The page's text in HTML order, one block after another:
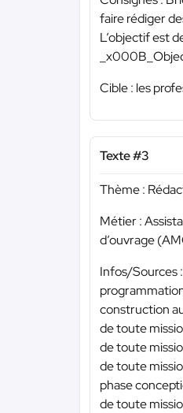
faire rédiger
L’objectif est
Cible : les
Texte #3
Thème :
Métier :
d’ouvrage
Infos/Sources
construction
de toute
de toute
de toute
phase
de toute